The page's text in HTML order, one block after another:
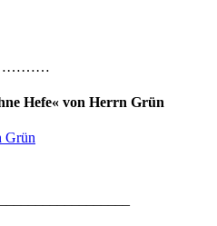
Hefe« von Herrn Grün